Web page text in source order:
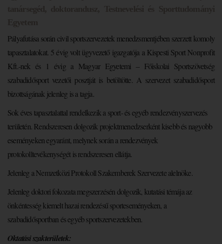
Pályafutása során civil sportszervezetek menedzsmentjében szerzett komoly
tapasztalatokat. 5 évig volt ügyvezető igazgatója a Kispesti Sport Nonprofit
Kft.-nek és 1 évig a Magyar Egyetemi – Főiskolai Sportszövetség
szabadidősport vezetői posztját is betöltötte. A szervezet szabadidősport
bizottságának jelenleg is a tagja.
Sok éves tapasztalattal rendelkezik a sport- és egyéb rendezvényszervezés
területén. Rendszeresen dolgozik projektmenedzserként kisebb és nagyobb
eseményeken egyaránt, melynek során a rendezvények
protokolltevékenységét is rendszeresen ellátja.
Jelenleg a Nemzetközi Protokoll Szakemberek Szervezete alelnöke.
Jelenleg doktori fokozata megszerzésén dolgozik, kutatási témája az
önkéntesség kiemelt hazai rendezésű sporteseményeken, a
szabadidősportban és egyéb sportszervezetekben.
Oktatási szakterületek: